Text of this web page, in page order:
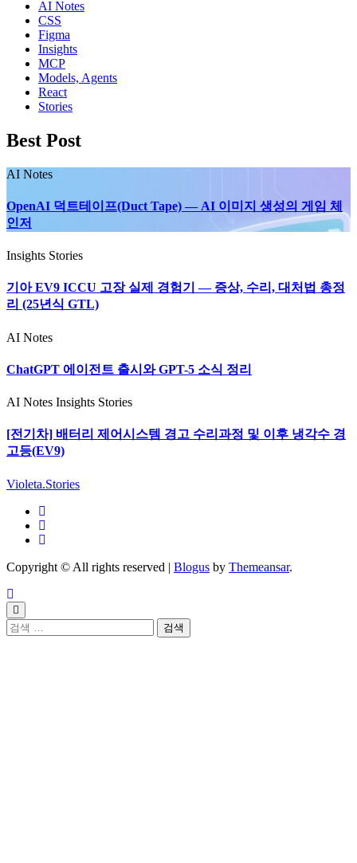
AI Notes
CSS
Figma
Insights
MCP
Models, Agents
React
Stories
Best Post
AI Notes
OpenAI 덕트테이프(Duct Tape) — AI 이미지 생성의 게임 체
인저
Insights Stories
기아 EV9 ICCU 고장 실제 경험기 — 증상, 수리, 대처법 총정
리 (25년식 GTL)
AI Notes
ChatGPT 에이전트 출시와 GPT-5 소식 정리
AI Notes Insights Stories
[전기차] 배터리 제어시스템 경고 수리과정 및 이후 냉각수 경
고등(EV9)
Violeta.Stories
Copyright © All rights reserved | Blogus by Themeansar.
검